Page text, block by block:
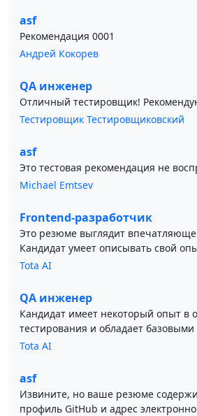
asf
Рекомендация 0001
Андрей Кокорев
QA инженер
Отличный тестировщик!
Тестировщик Тестировщиковский
asf
Это тестовая рекомендация не
Michael Emtsev
Frontend-разработчик
Это резюме выглядит
Кандидат умеет описывать свой
Tota AI
QA инженер
Кандидат имеет некоторый опыт в
тестирования и обладает
Tota AI
asf
Извините, но ваше резюме
профиль GitHub и адрес